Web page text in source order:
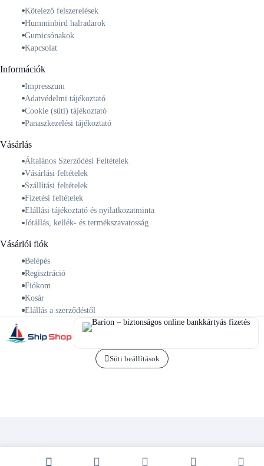
Kötelező felszerelések
Humminbird halradarok
Gumicsónakok
Kapcsolat
Információk
Impresszum
Adatvédelmi tájékoztató
Cookie (süti) tájékoztató
Panaszkezelési tájékoztató
Vásárlás
Általános Szerződési Feltételek
Vásárlási feltételek
Szállítási feltételek
Fizetési feltételek
Elállási tájékoztató és nyilatkozatminta
Jótállás, kellék- és termékszavatosság
Vásárlói fiók
Belépés
Regisztráció
Fiókom
Kosár
Elállás a szerződéstől
Süti beállítások